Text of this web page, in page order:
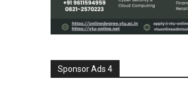
Sponsor Ads 4